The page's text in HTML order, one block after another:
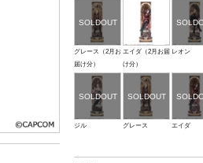
グレース（2月お
届け分）
エイダ（2月お届
け分）
レオン
ジル グレース エイダ